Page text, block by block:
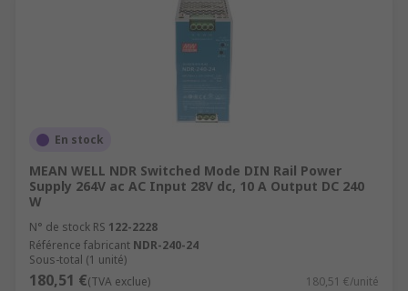
En stock
MEAN WELL NDR Switched Mode DIN Rail Power
Supply 264V ac AC Input 28V dc, 10 A Output DC 240
W
N° de stock RS 122-2228
Référence fabricant NDR-240-24
Sous-total (1 unité)
180,51 €(TVA exclue) 180,51 €/unité